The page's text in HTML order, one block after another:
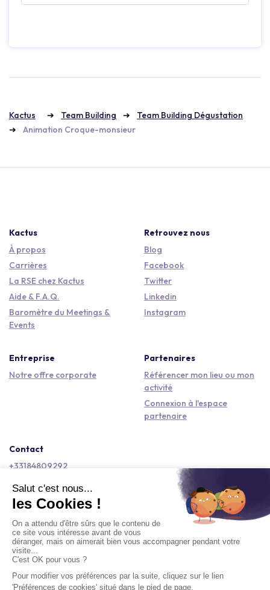
Kactus Team Building
Team Building Dégustation
Animation Croque-monsieur
Kactus
À propos
Carrières
La RSE chez Kactus
Aide & F.A.Q.
Baromètre du Meetings &
Events
Retrouvez nous
Blog
Facebook
Twitter
Linkedin
Instagram
Entreprise
Notre offre corporate
Partenaires
Référencer mon lieu ou mon
activité
Connexion à l'espace
partenaire
Contact
+33184809292
Copyright © 2026 Kactus Tous droits réservés
Conditions générales d'utilisation
Mentions légales
Signaler un contenu